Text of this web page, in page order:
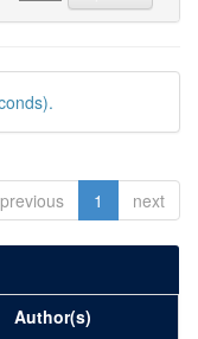
previous 1 next
Author(s)